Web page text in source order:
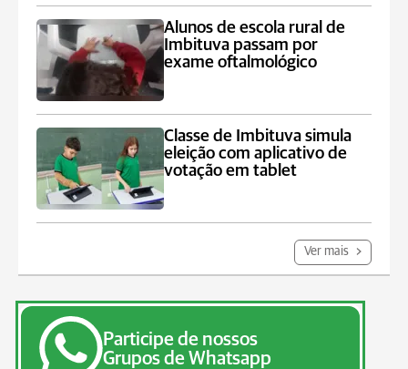
Alunos de escola rural de
Imbituva passam por
exame oftalmológico
Classe de Imbituva simula
eleição com aplicativo de
votação em tablet
Ver mais
Participe de nossos
Grupos de Whatsapp